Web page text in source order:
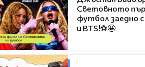
Световното
футбол заедно
и BTS!⚽🤩